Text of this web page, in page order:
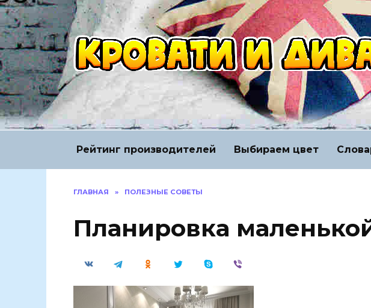
Перейти
к
содержанию
Рейтинг производителей Выбираем цвет
ГЛАВНАЯ » ПОЛЕЗНЫЕ СОВЕТЫ
Планировка